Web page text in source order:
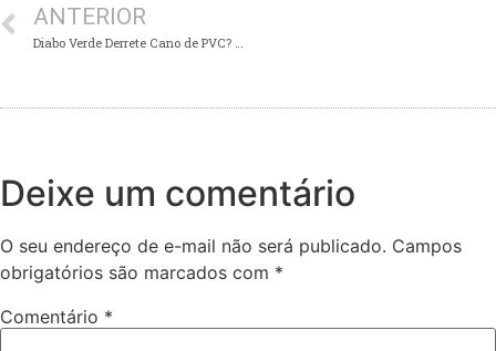
ANTERIOR
Deixe um comentário
O seu endereço de e-mail não será publicado. Campos
obrigatórios são marcados com *
Comentário *